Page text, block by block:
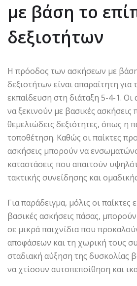
με βάση το
δεξιοτήτων
Η πρόοδος των ασκήσεων με
δεξιοτήτων είναι απαραίτητη για
εκπαίδευση στη διάταξη 5-4-1. Οι
να ξεκινούν με βασικές ασκήσεις
θεμελιώδεις δεξιότητες, όπως η
τοποθέτηση. Καθώς οι παίκτες
ασκήσεις μπορούν να
καταστάσεις που απαιτούν
τακτικής συνείδησης και
Για παράδειγμα, μόλις οι παίκτες
βασικές ασκήσεις πάσας,
σε μικρά παιχνίδια που
αποφάσεων και τη χωρική τους
σταδιακή αύξηση της δυσκολίας
να χτίσουν αυτοπεποίθηση και